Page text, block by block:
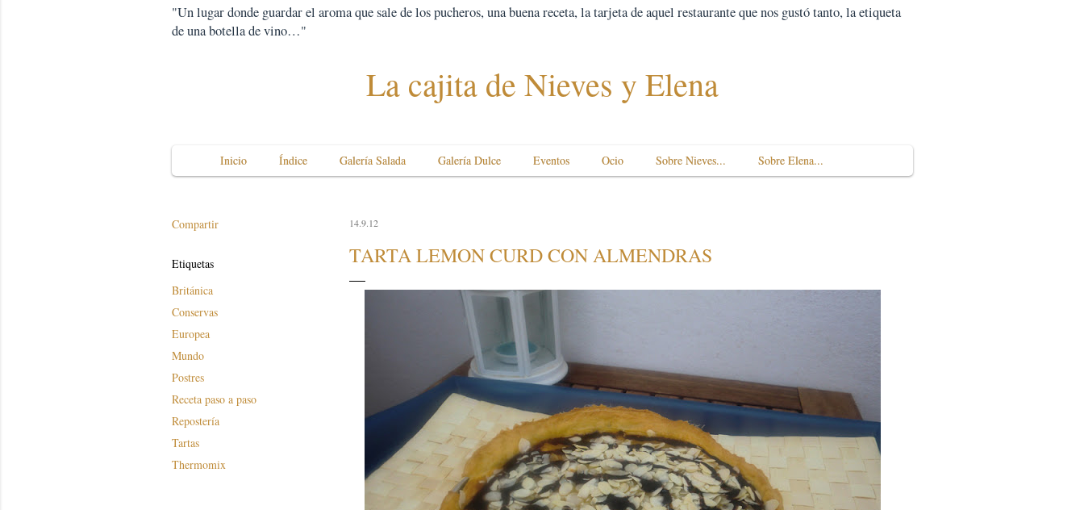
"Un lugar donde guardar el aroma que sale de los pucheros, una buena receta, la tarjeta de aquel restaurante que nos gustó tanto, la etiqueta
de una botella de vino…"
La cajita de Nieves y Elena
Inicio Índice Galería Salada Galería Dulce Eventos Ocio Sobre Nieves... Sobre Elena...
Compartir
Etiquetas
Británica
Conservas
Europea
Mundo
Postres
Receta paso a paso
Repostería
Tartas
Thermomix
14.9.12
TARTA LEMON CURD CON ALMENDRAS